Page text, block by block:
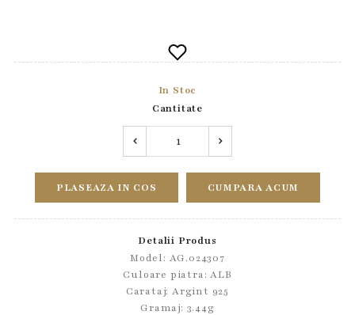
In Stoc
Cantitate
PLASEAZA IN COS CUMPARA ACUM
Detalii Produs
Model: AG.024307
Culoare piatra: ALB
Carataj: Argint 925
Gramaj: 3.44g